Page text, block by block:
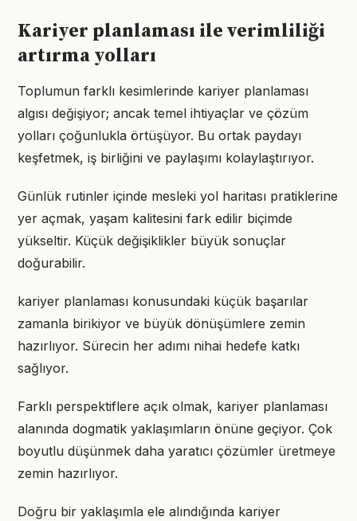
Kariyer planlaması ile verimliliği
artırma yolları
Toplumun farklı kesimlerinde kariyer planlaması
algısı değişiyor; ancak temel ihtiyaçlar ve çözüm
yolları çoğunlukla örtüşüyor. Bu ortak paydayı
keşfetmek, iş birliğini ve paylaşımı kolaylaştırıyor.
Günlük rutinler içinde mesleki yol haritası pratiklerine
yer açmak, yaşam kalitesini fark edilir biçimde
yükseltir. Küçük değişiklikler büyük sonuçlar
doğurabilir.
kariyer planlaması konusundaki küçük başarılar
zamanla birikiyor ve büyük dönüşümlere zemin
hazırlıyor. Sürecin her adımı nihai hedefe katkı
sağlıyor.
Farklı perspektiflere açık olmak, kariyer planlaması
alanında dogmatik yaklaşımların önüne geçiyor. Çok
boyutlu düşünmek daha yaratıcı çözümler üretmeye
zemin hazırlıyor.
Doğru bir yaklaşımla ele alındığında kariyer